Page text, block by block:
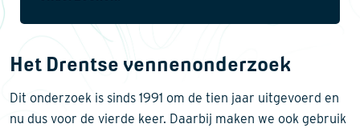
Het Drentse vennenonderzoek
Dit onderzoek is sinds 1991 om de tien jaar uitgevoerd en
nu dus voor de vierde keer. Daarbij maken we ook gebruik